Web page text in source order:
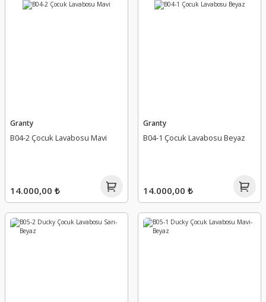
Granty
B04-2 Çocuk Lavabosu Mavi
14.000,00 ₺
Granty
B04-1 Çocuk Lavabosu Beyaz
14.000,00 ₺